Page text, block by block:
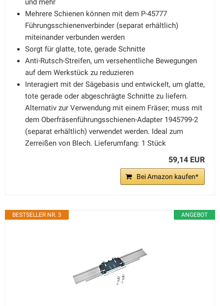
und mehr
Mehrere Schienen können mit dem P-45777
Führungsschienenverbinder (separat erhältlich)
miteinander verbunden werden
Sorgt für glatte, tote, gerade Schnitte
Anti-Rutsch-Streifen, um versehentliche Bewegungen
auf dem Werkstück zu reduzieren
Interagiert mit der Sägebasis und entwickelt, um glatte,
tote gerade oder abgeschrägte Schnitte zu liefern.
Alternativ zur Verwendung mit einem Fräser; muss mit
dem Oberfräsenführungsschienen-Adapter 1945799-2
(separat erhältlich) verwendet werden. Ideal zum
Zerreißen von Blech. Lieferumfang: 1 Stück
59,14 EUR
Bei Amazon kaufen*
ANGEBOT
BESTSELLER NR. 3